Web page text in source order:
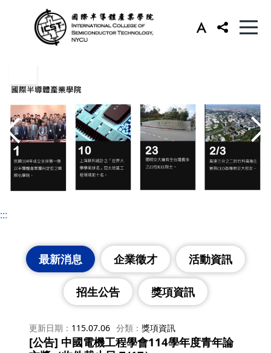
:::
最新消息 企業徵才 活動資訊
招生公告 獎項資訊
更新日期 115.07.06 分類 獎項資訊
[公告] 中國電機工程學會114學年度青年論